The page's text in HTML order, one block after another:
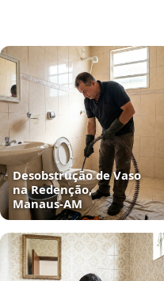
Desobstrução de Vaso
na Redenção,
Manaus‑AM